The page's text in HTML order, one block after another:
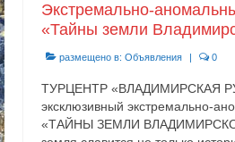
Экстремально-
«Тайны земли
размещено в: Объявления | 0
ТУРЦЕНТР «ВЛАДИМИРСКАЯ
эксклюзивный экстремально-
«ТАЙНЫ ЗЕМЛИ